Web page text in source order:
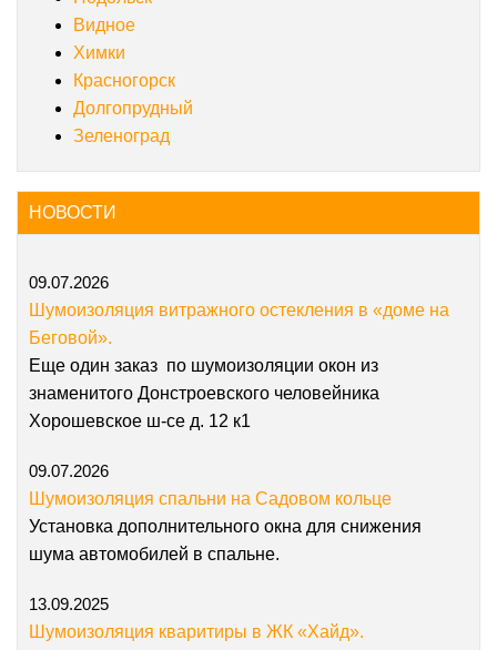
Видное
Химки
Красногорск
Долгопрудный
Зеленоград
НОВОСТИ
09.07.2026
Шумоизоляция витражного остекления в «доме на
Беговой».
Еще один заказ по шумоизоляции окон из
знаменитого Донстроевского человейника
Хорошевское ш-се д. 12 к1
09.07.2026
Шумоизоляция спальни на Садовом кольце
Установка дополнительного окна для снижения
шума автомобилей в спальне.
13.09.2025
Шумоизоляция кваритиры в ЖК «Хайд».